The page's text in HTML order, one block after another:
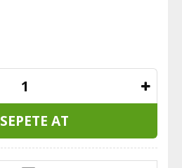
SEPETE AT